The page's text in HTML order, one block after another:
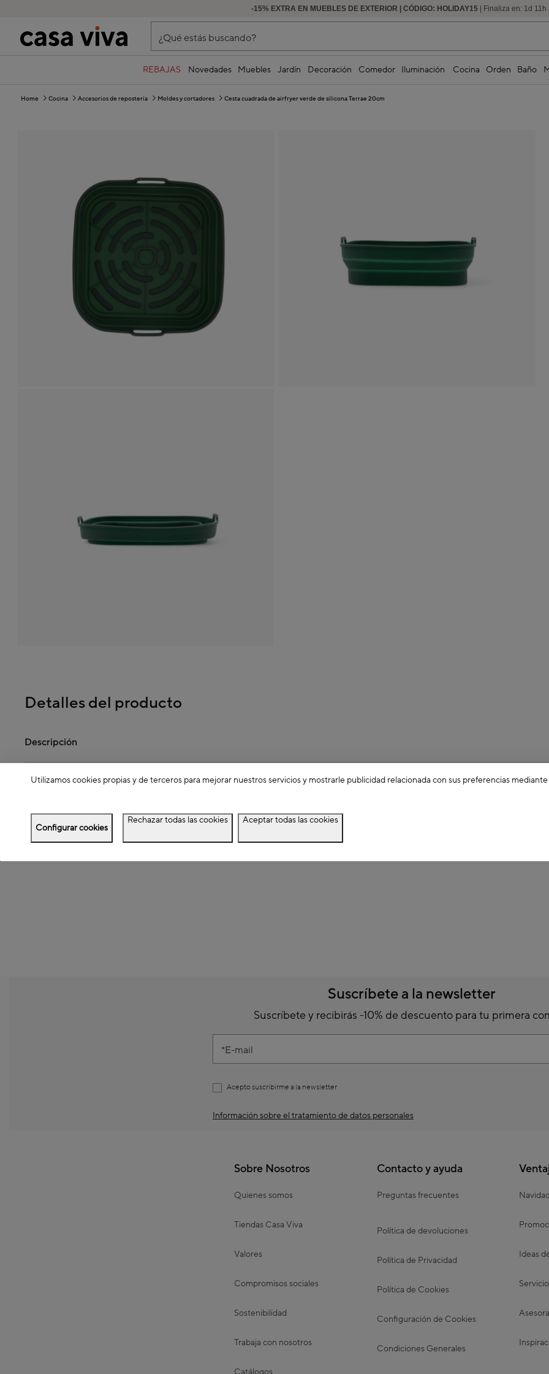
-15% EXTRA EN MUEBLES DE EXTERIOR | CÓDIGO: HOLIDAY15 | Finaliza en: 1d 11 h
HASTA -60% DE DESCUENTO | SEGUNDAS REBAJAS
¿Qué estás buscando?
REBAJAS Novedades Muebles Jardín Decoración Comedor Iluminación Cocina Orden Baño
Home Cocina Accesorios de repostería Moldes y cortadores Cesta cuadrada de airfryer verde de silicona Terrae 20cm
Detalles del producto
Descripción
Dimensiones
Suscríbete a la newsletter
Suscríbete y recibirás -10% de descuento para tu primera
E-mail
Acepto suscribirme a la newsletter
Información sobre el tratamiento de datos personales
Sobre Nosotros
Quienes somos
Tiendas Casa Viva
Valores
Compromisos sociales
Sostenibilidad
Trabaja con nosotros
Contacto y ayuda
Preguntas frecuentes
Política de devoluciones
Política de Privacidad
Política de Cookies
Configuración de Cookies
Condiciones Generales
Navidad
Ideas
Utilizamos cookies propias y de terceros para mejorar nuestros servicios y mostrarle publicidad relacionada con sus preferencias
Configurar cookies
Rechazar todas las cookies Aceptar todas las cookies